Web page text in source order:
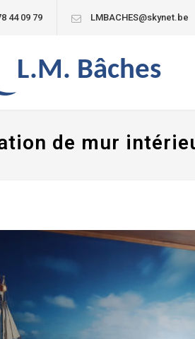
44 09 79 LMBACHES@skynet.be
L.M. Bâches
de mur